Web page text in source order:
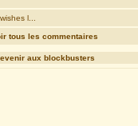
l...
tous les commentaires
aux blockbusters